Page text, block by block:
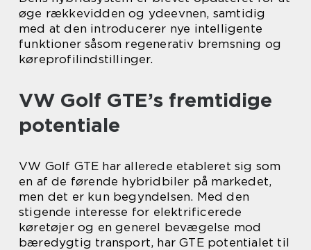
øge rækkevidden og ydeevnen, samtidig
med at den introducerer nye intelligente
funktioner såsom regenerativ bremsning og
køreprofilindstillinger.
VW Golf GTE’s fremtidige
potentiale
VW Golf GTE har allerede etableret sig som
en af de førende hybridbiler på markedet,
men det er kun begyndelsen. Med den
stigende interesse for elektrificerede
køretøjer og en generel bevægelse mod
bæredygtig transport, har GTE potentialet til